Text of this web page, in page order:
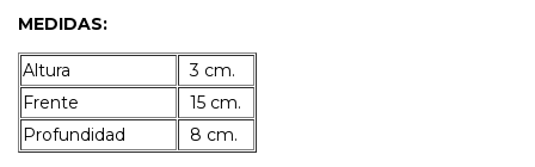
MEDIDAS:
Altura
3 cm.
Frente
15 cm.
Profundidad
8 cm.